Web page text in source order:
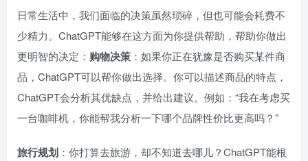
日常生活中，我们面临的决策虽然琐碎，但也可能会耗费不
少精力。ChatGPT能够在这方面为你提供帮助，帮助你做出
更明智的决定： 购物决策 ：如果你正在犹豫是否购买某件商
品，ChatGPT可以帮你做出选择。你可以描述商品的特点，
ChatGPT会分析其优缺点，并给出建议。例如：“我在考虑买
一台咖啡机，你能帮我分析一下哪个品牌性价比更高吗？”
旅行规划 ：你打算去旅游，却不知道去哪儿？ChatGPT能根